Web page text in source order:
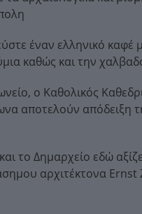
έναν ελληνικό
καθώς και την
ο Καθολικός
αποτελούν απόδειξη
το Δημαρχείο εδώ
αρχιτέκτονα Ernst